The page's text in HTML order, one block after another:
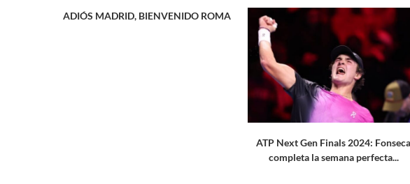
Nicolas Barrientos expone sus
sensaciones tras enfrentar a Cameron